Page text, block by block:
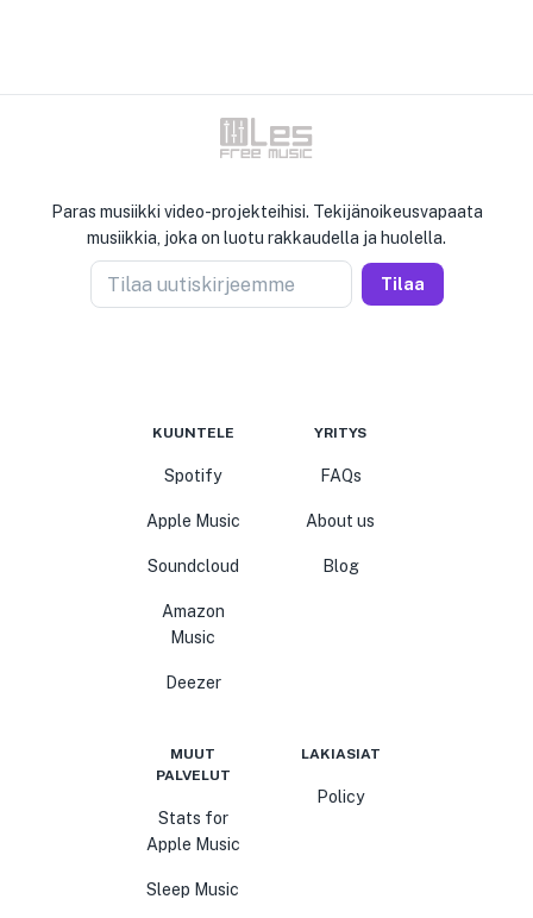
Paras musiikki video-projekteihisi. Tekijänoikeusvapaata
musiikkia, joka on luotu rakkaudella ja huolella.
Tilaa uutiskirjeemme Tilaa
KUUNTELE
Spotify
Apple Music
Soundcloud
Amazon
Music
Deezer
YRITYS
FAQs
About us
Blog
MUUT
PALVELUT
Stats for
Apple Music
Sleep Music
LAKIASIAT
Policy